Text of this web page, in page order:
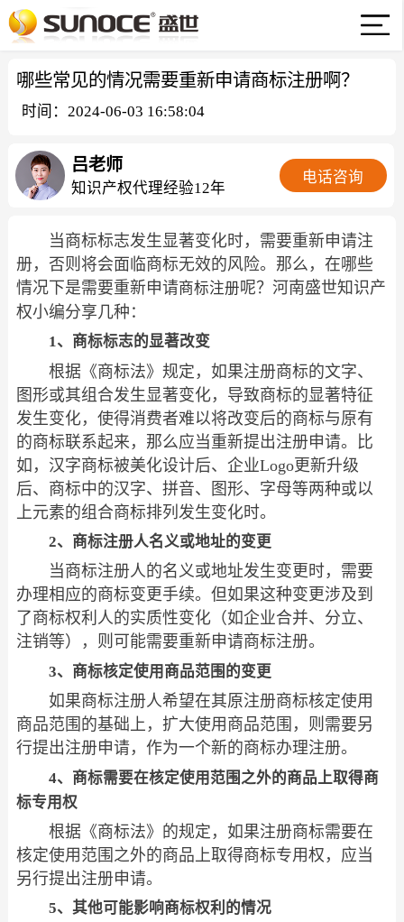
哪些常见的情况需要重新申请商标注册啊？
时间：2024-06-03 16:58:04
吕老师
知识产权代理经验12年
电话咨询
当商标标志发生显著变化时，需要重新申请注
册，否则将会面临商标无效的风险。那么，在哪些
情况下是需要重新申请商标注册呢？河南盛世知识产
权小编分享几种：
1、商标标志的显著改变
根据《商标法》规定，如果注册商标的文字、
图形或其组合发生显著变化，导致商标的显著特征
发生变化，使得消费者难以将改变后的商标与原有
的商标联系起来，那么应当重新提出注册申请。比
如，汉字商标被美化设计后、企业Logo更新升级
后、商标中的汉字、拼音、图形、字母等两种或以
上元素的组合商标排列发生变化时。
2、商标注册人名义或地址的变更
当商标注册人的名义或地址发生变更时，需要
办理相应的商标变更手续。但如果这种变更涉及到
了商标权利人的实质性变化（如企业合并、分立、
注销等），则可能需要重新申请商标注册。
3、商标核定使用商品范围的变更
如果商标注册人希望在其原注册商标核定使用
商品范围的基础上，扩大使用商品范围，则需要另
行提出注册申请，作为一个新的商标办理注册。
4、商标需要在核定使用范围之外的商品上取得商
标专用权
根据《商标法》的规定，如果注册商标需要在
核定使用范围之外的商品上取得商标专用权，应当
另行提出注册申请。
5、其他可能影响商标权利的情况